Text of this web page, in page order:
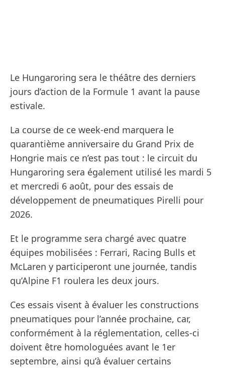
Le Hungaroring sera le théâtre des derniers
jours d’action de la Formule 1 avant la pause
estivale.
La course de ce week-end marquera le
quarantième anniversaire du Grand Prix de
Hongrie mais ce n’est pas tout : le circuit du
Hungaroring sera également utilisé les mardi 5
et mercredi 6 août, pour des essais de
développement de pneumatiques Pirelli pour
2026.
Et le programme sera chargé avec quatre
équipes mobilisées : Ferrari, Racing Bulls et
McLaren y participeront une journée, tandis
qu’Alpine F1 roulera les deux jours.
Ces essais visent à évaluer les constructions
pneumatiques pour l’année prochaine, car,
conformément à la réglementation, celles-ci
doivent être homologuées avant le 1er
septembre, ainsi qu’à évaluer certains